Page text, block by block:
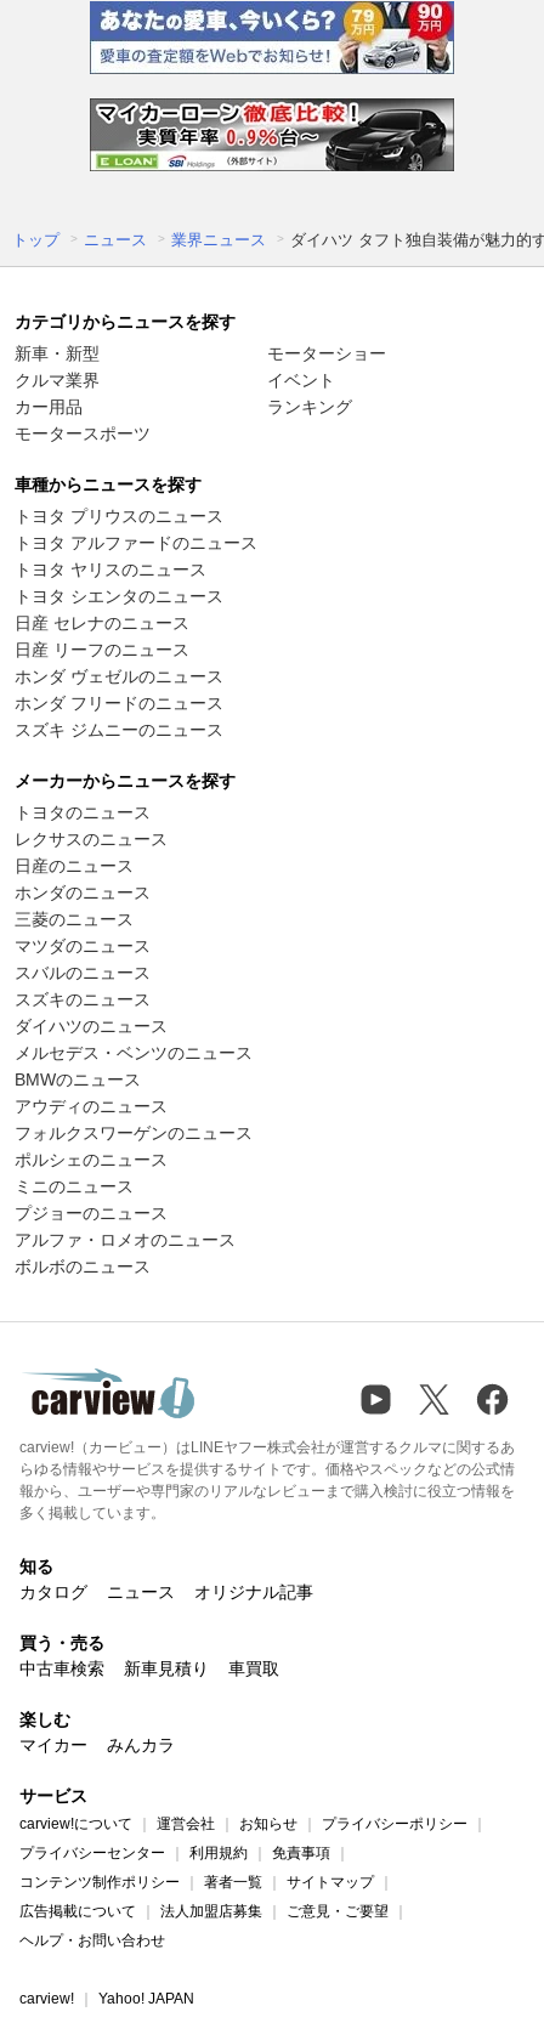
トップ ニュース 業界ニュース ダイハツ タフト独自装備が魅力
カテゴリからニュースを探す
新車・新型
クルマ業界
カー用品
モータースポーツ
モーターショー
イベント
ランキング
車種からニュースを探す
トヨタ プリウスのニュース
トヨタ アルファードのニュース
トヨタ ヤリスのニュース
トヨタ シエンタのニュース
日産 セレナのニュース
日産 リーフのニュース
ホンダ ヴェゼルのニュース
ホンダ フリードのニュース
スズキ ジムニーのニュース
メーカーからニュースを探す
トヨタのニュース
レクサスのニュース
日産のニュース
ホンダのニュース
三菱のニュース
マツダのニュース
スバルのニュース
スズキのニュース
ダイハツのニュース
メルセデス・ベンツのニュース
BMWのニュース
アウディのニュース
フォルクスワーゲンのニュース
ポルシェのニュース
ミニのニュース
プジョーのニュース
アルファ・ロメオのニュース
ボルボのニュース
carview!（カービュー）はLINEヤフー株式会社が運営するクルマに関するあ
らゆる情報やサービスを提供するサイトです。価格やスペックなどの公式情
報から、ユーザーや専門家のリアルなレビューまで購入検討に役立つ情報を
多く掲載しています。
知る
カタログ
ニュース オリジナル記事
買う・売る
中古車検索
新車見積り 車買取
楽しむ
マイカー
みんカラ
サービス
carview!について 運営会社 お知らせ
プライバシーポリシー
プライバシーセンター
利用規約
免責事項
コンテンツ制作ポリシー
著者一覧
サイトマップ
広告掲載について
法人加盟店募集
ご意見・ご要望
ヘルプ・お問い合わせ
carview! Yahoo! JAPAN